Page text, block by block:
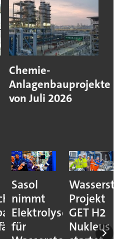
Chemie-
Anlagenbauprojekte
von Juli 2026
Sasol
nimmt
Elektrolyseur
für
Projekt
GET H2
Nukleus